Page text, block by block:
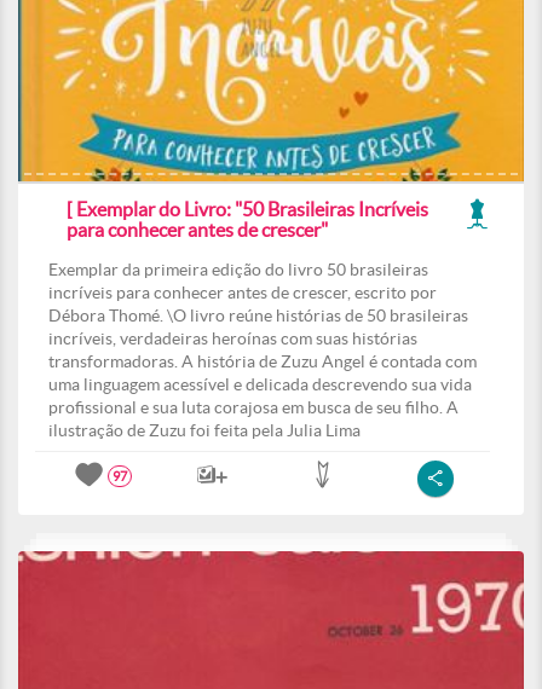
[ Exemplar do Livro: "50 Brasileiras Incríveis
para conhecer antes de crescer"
Exemplar da primeira edição do livro 50 brasileiras
incríveis para conhecer antes de crescer, escrito por
Débora Thomé. \O livro reúne histórias de 50 brasileiras
incríveis, verdadeiras heroínas com suas histórias
transformadoras. A história de Zuzu Angel é contada com
uma linguagem acessível e delicada descrevendo sua vida
profissional e sua luta corajosa em busca de seu filho. A
ilustração de Zuzu foi feita pela Julia Lima
97